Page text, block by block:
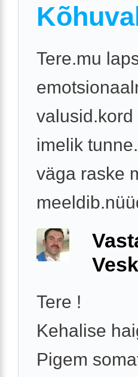
Tere.mu
imelik
väga raske
Tere !
Kehalise
Pigem